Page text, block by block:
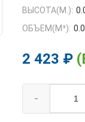
ВЫСОТА(М.):
ОБЪЕМ(M³):
2 423 ₽
-